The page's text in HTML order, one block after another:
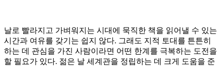
날로 빨라지고 가벼워지는 시대에 묵직한 책을 읽어낼 수 있는
시간과 여유를 갖기는 쉽지 않다. 그래도 지적 토대를 튼튼히
하는 데 관심을 가진 사람이라면 어떤 한계를 극복하는 도전을
할 필요가 있다. 젊은 날 세계관을 정립하는 데 크게 도움을 준